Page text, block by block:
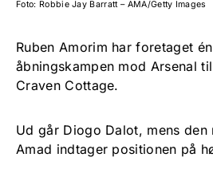
Foto: Robbie Jay Barratt – AMA/Getty Images
Ruben Amorim har foretaget
åbningskampen mod Arsenal
Craven Cottage.
Ud går Diogo Dalot, mens den
Amad indtager positionen på